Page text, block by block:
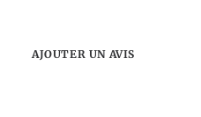
AJOUTER UN AVIS